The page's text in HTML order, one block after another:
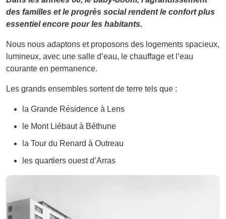
des familles et le progrès social rendent le confort plus
essentiel encore pour les habitants.
Nous nous adaptons et proposons des logements spacieux,
lumineux, avec une salle d’eau, le chauffage et l’eau
courante en permanence.
Les grands ensembles sortent de terre tels que :
la Grande Résidence à Lens
le Mont Liébaut à Béthune
la Tour du Renard à Outreau
les quartiers ouest d’Arras